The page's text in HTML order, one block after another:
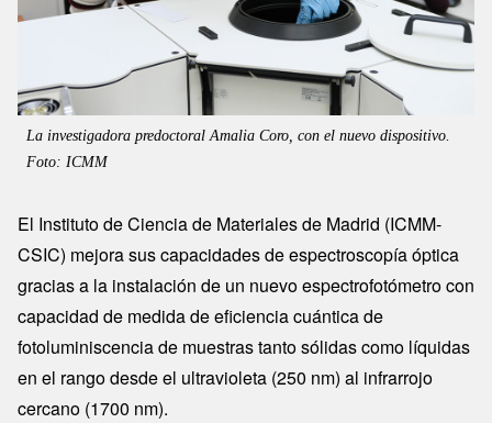
La investigadora predoctoral Amalia Coro, con el nuevo dispositivo.
Foto: ICMM
El Instituto de Ciencia de Materiales de Madrid (ICMM-
CSIC) mejora sus capacidades de espectroscopía óptica
gracias a la instalación de un nuevo espectrofotómetro con
capacidad de medida de eficiencia cuántica de
fotoluminiscencia de muestras tanto sólidas como líquidas
en el rango desde el ultravioleta (250 nm) al infrarrojo
cercano (1700 nm).